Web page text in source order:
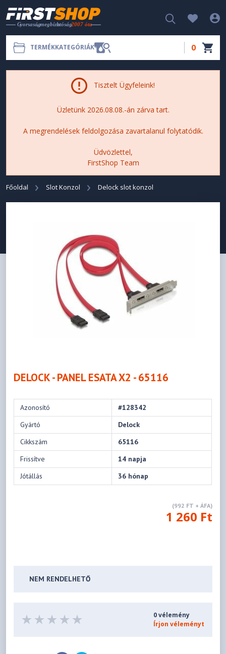
TERMÉKKATEGÓRIÁK 0
Tisztelt Ügyfeleink!
Üzletünk 2026.08.08.-án zárva tart.
A megrendelések feldolgozása zavartalanul folytatódik.
Üdvözlettel,
FirstShop Team
Főoldal Slot Konzol Delock slot konzol
DELOCK - PANEL ESATA X2 - 65116
Azonosító
#128342
Gyártó
Delock
Cikkszám
65116
Frissítve
14 napja
Jótállás
36 hónap
(992 FT + ÁFA)
1 260 Ft
NEM RENDELHETŐ
0 vélemény
Írjon véleményt